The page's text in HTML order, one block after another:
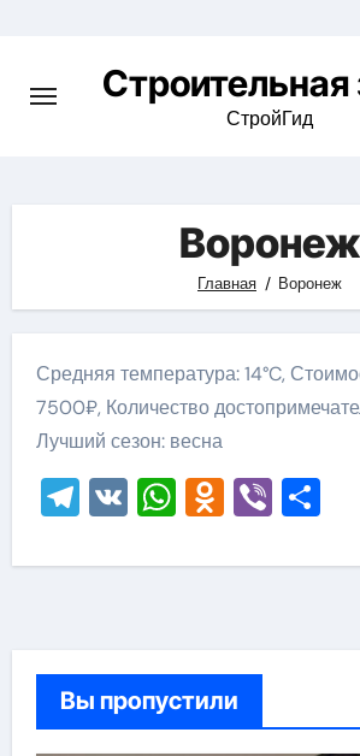
content
Строительная
СтройГид
Воронеж
Главная Воронеж
Средняя температура: 14°C,
7500₽, Количество
Лучший сезон: весна
Telegram
VKWhatsApp
Viber
Вы пропустили